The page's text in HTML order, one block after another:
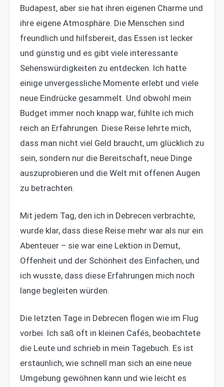
Budapest, aber sie hat ihren eigenen Charme und
ihre eigene Atmosphäre. Die Menschen sind
freundlich und hilfsbereit, das Essen ist lecker
und günstig und es gibt viele interessante
Sehenswürdigkeiten zu entdecken. Ich hatte
einige unvergessliche Momente erlebt und viele
neue Eindrücke gesammelt. Und obwohl mein
Budget immer noch knapp war, fühlte ich mich
reich an Erfahrungen. Diese Reise lehrte mich,
dass man nicht viel Geld braucht, um glücklich zu
sein, sondern nur die Bereitschaft, neue Dinge
auszuprobieren und die Welt mit offenen Augen
zu betrachten.
Mit jedem Tag, den ich in Debrecen verbrachte,
wurde klar, dass diese Reise mehr war als nur ein
Abenteuer – sie war eine Lektion in Demut,
Offenheit und der Schönheit des Einfachen, und
ich wusste, dass diese Erfahrungen mich noch
lange begleiten würden.
Die letzten Tage in Debrecen flogen wie im Flug
vorbei. Ich saß oft in kleinen Cafés, beobachtete
die Leute und schrieb in mein Tagebuch. Es ist
erstaunlich, wie schnell man sich an eine neue
Umgebung gewöhnen kann und wie leicht es